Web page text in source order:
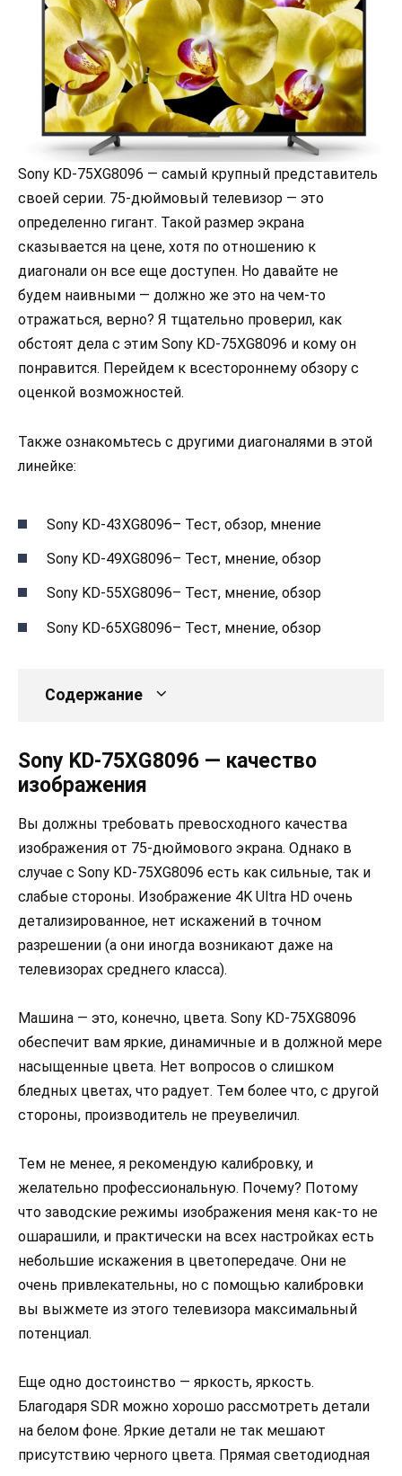
Sony KD-75XG8096 — самый крупный представитель
своей серии. 75-дюймовый телевизор — это
определенно гигант. Такой размер экрана
сказывается на цене, хотя по отношению к
диагонали он все еще доступен. Но давайте не
будем наивными — должно же это на чем-то
отражаться, верно? Я тщательно проверил, как
обстоят дела с этим Sony KD-75XG8096 и кому он
понравится. Перейдем к всестороннему обзору с
оценкой возможностей.
Также ознакомьтесь с другими диагоналями в этой
линейке:
Sony KD-43XG8096– Тест, обзор, мнение
Sony KD-49XG8096– Тест, мнение, обзор
Sony KD-55XG8096– Тест, мнение, обзор
Sony KD-65XG8096– Тест, мнение, обзор
Содержание
Sony KD-75XG8096 — качество
изображения
Вы должны требовать превосходного качества
изображения от 75-дюймового экрана. Однако в
случае с Sony KD-75XG8096 есть как сильные, так и
слабые стороны. Изображение 4K Ultra HD очень
детализированное, нет искажений в точном
разрешении (а они иногда возникают даже на
телевизорах среднего класса).
Машина — это, конечно, цвета. Sony KD-75XG8096
обеспечит вам яркие, динамичные и в должной мере
насыщенные цвета. Нет вопросов о слишком
бледных цветах, что радует. Тем более что, с другой
стороны, производитель не преувеличил.
Тем не менее, я рекомендую калибровку, и
желательно профессиональную. Почему? Потому
что заводские режимы изображения меня как-то не
ошарашили, и практически на всех настройках есть
небольшие искажения в цветопередаче. Они не
очень привлекательны, но с помощью калибровки
вы выжмете из этого телевизора максимальный
потенциал.
Еще одно достоинство — яркость, яркость.
Благодаря SDR можно хорошо рассмотреть детали
на белом фоне. Яркие детали не так мешают
присутствию черного цвета. Прямая светодиодная